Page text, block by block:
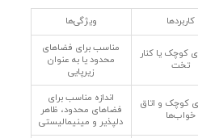
کاربردها ویژگی‌ها
کوچک یا کنار
تخت
مناسب برای فضاهای
محدود یا به عنوان
زیرپایی
کوچک و اتاق
خواب‌ها
اندازه مناسب برای
فضاهای محدود، ظاهر
دلپذیر و مینیمالیستی